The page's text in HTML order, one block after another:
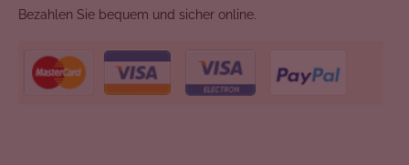
Bezahlen Sie bequem und sicher online.